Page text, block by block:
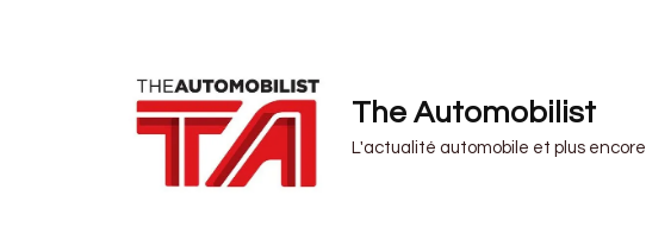
The Automobilist
L'actualité automobile et plus encore